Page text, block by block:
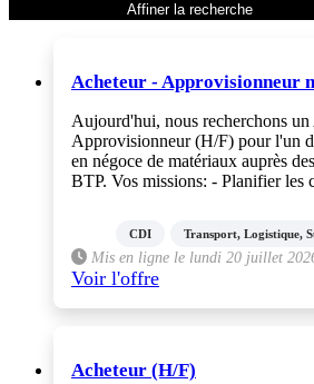
Affiner la recherche
Acheteur - Approvisionneur
Aujourd'hui, nous recherchons
Approvisionneur (H/F) pour l'un
en négoce de matériaux auprès
BTP. Vos missions: - Planifier les
CDI Transport, Logistique,
Mis en ligne le lundi 20 juillet
Voir l'offre
Acheteur (H/F)